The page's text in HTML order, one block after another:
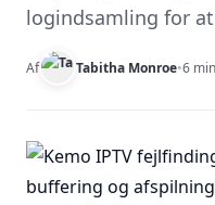
logindsamling for
Af Tabitha Monroe•6